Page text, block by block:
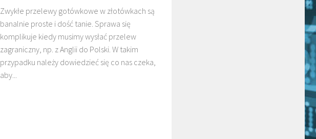
Zwykłe przelewy gotówkowe w złotówkach są
banalnie proste i dość tanie. Sprawa się
komplikuje kiedy musimy wysłać przelew
zagraniczny, np. z Anglii do Polski. W takim
przypadku należy dowiedzieć się co nas czeka,
aby...